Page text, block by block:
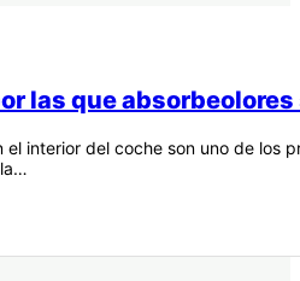
las que
el interior del coche son uno de los